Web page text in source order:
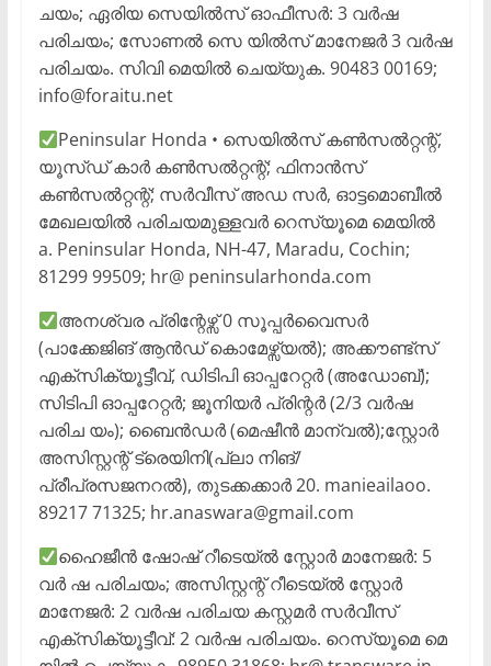
ചയം; ഏരിയ സെയിൽസ് ഓഫീസർ: 3 വർഷ
പരിചയം; സോണൽ സെ യിൽസ് മാനേജർ 3 വർഷ
പരിചയം. സിവി മെയിൽ ചെയ്യുക. 90483 00169;
info@foraitu.net
Peninsular Honda • സെയിൽസ് കൺസൽറ്റന്റ്,
യൂസ്ഡ് കാർ കൺസൽറ്റന്റ്; ഫിനാൻസ്
കൺസൽറ്റന്റ്; സർവീസ് അഡ സർ, ഓട്ടമൊബീൽ
മേഖലയിൽ പരിചയമുള്ളവർ റെസ്യൂമെ മെയിൽ
a. Peninsular Honda, NH-47, Maradu, Cochin;
81299 99509; hr@ peninsularhonda.com
അനശ്വര പ്രിന്റേഴ്സ് 0 സൂപ്പർവൈസർ
(പാക്കേജിങ് ആൻഡ് കൊമേഴ്സ്യൽ); അക്കൗണ്ട്സ്
എക്സിക്യൂട്ടീവ്, ഡിടിപി ഓപ്പറേറ്റർ (അഡോബ്);
സിടിപി ഓപ്പറേറ്റർ; ജൂനിയർ പ്രിന്റർ (2/3 വർഷ
പരിച യം); ബൈൻഡർ (മെഷീൻ മാന്വൽ);സ്റ്റോർ
അസിസ്റ്റന്റ് ട്രെയിനി(പ്ലാ നിങ്/
പ്രീപ്രസജനറൽ), തുടക്കക്കാർ 20. manieailaoo.
89217 71325; hr.anaswara@gmail.com
ഹൈജീൻ ഷോഷ് റീടെയ്ൽ സ്റ്റോർ മാനേജർ: 5
വർ ഷ പരിചയം; അസിസ്റ്റന്റ് റീടെയ്ൽ സ്റ്റോർ
മാനേജർ: 2 വർഷ പരിചയ കസ്റ്റമർ സർവീസ്
എക്സിക്യൂട്ടീവ്: 2 വർഷ പരിചയം. റെസ്യൂമെ മെ